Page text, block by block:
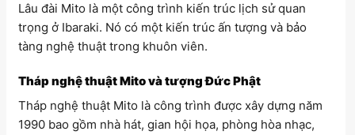
Lâu đài Mito là một công trình kiến trúc lịch sử quan
trọng ở Ibaraki. Nó có một kiến trúc ấn tượng và bảo
tàng nghệ thuật trong khuôn viên.
Tháp nghệ thuật Mito và tượng Đức Phật
Tháp nghệ thuật Mito là công trình được xây dựng năm
1990 bao gồm nhà hát, gian hội họa, phòng hòa nhạc,